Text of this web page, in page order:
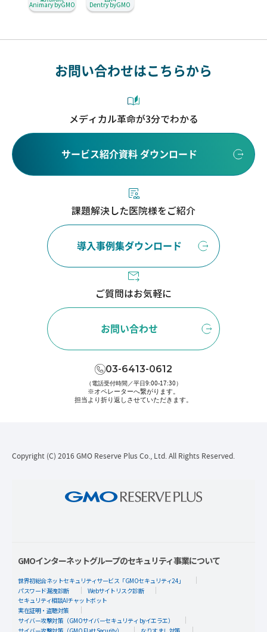
Animary byGMO Dentry byGMO
お問い合わせはこちらから
メディカル革命が3分でわかる
サービス紹介資料 ダウンロード
課題解決した医院様をご紹介
導入事例集ダウンロード
ご質問はお気軽に
お問い合わせ
03-6413-0612
（電話受付時間／平日9:00-17:30）
※オペレーターへ繋がります。
担当より折り返しさせていただきます。
Copyright (C) 2016 GMO Reserve Plus Co., Ltd. All Rights Reserved.
GMOインターネットグループのセキュリティ事業について
世界初総合ネットセキュリティサービス「GMOセキュリティ24」
パスワード漏洩診断
Webサイトリスク診断
セキュリティ相談AIチャットボット
実在証明・盗聴対策
サイバー攻撃対策（GMOサイバーセキュリティ byイエラエ）